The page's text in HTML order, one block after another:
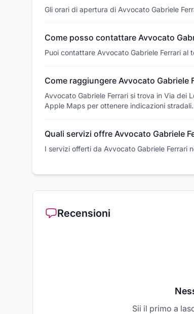
Gli orari di apertura di Avvocato Gabriele
Come posso contattare Avvocato
Puoi contattare Avvocato Gabriele Ferrari al
Come raggiungere Avvocato Gabriele
Avvocato Gabriele Ferrari si trova in Via dei
Apple Maps per ottenere indicazioni stradali.
Quali servizi offre Avvocato Gabriele
I servizi offerti da Avvocato Gabriele Ferrari
Recensioni
Sii il primo a